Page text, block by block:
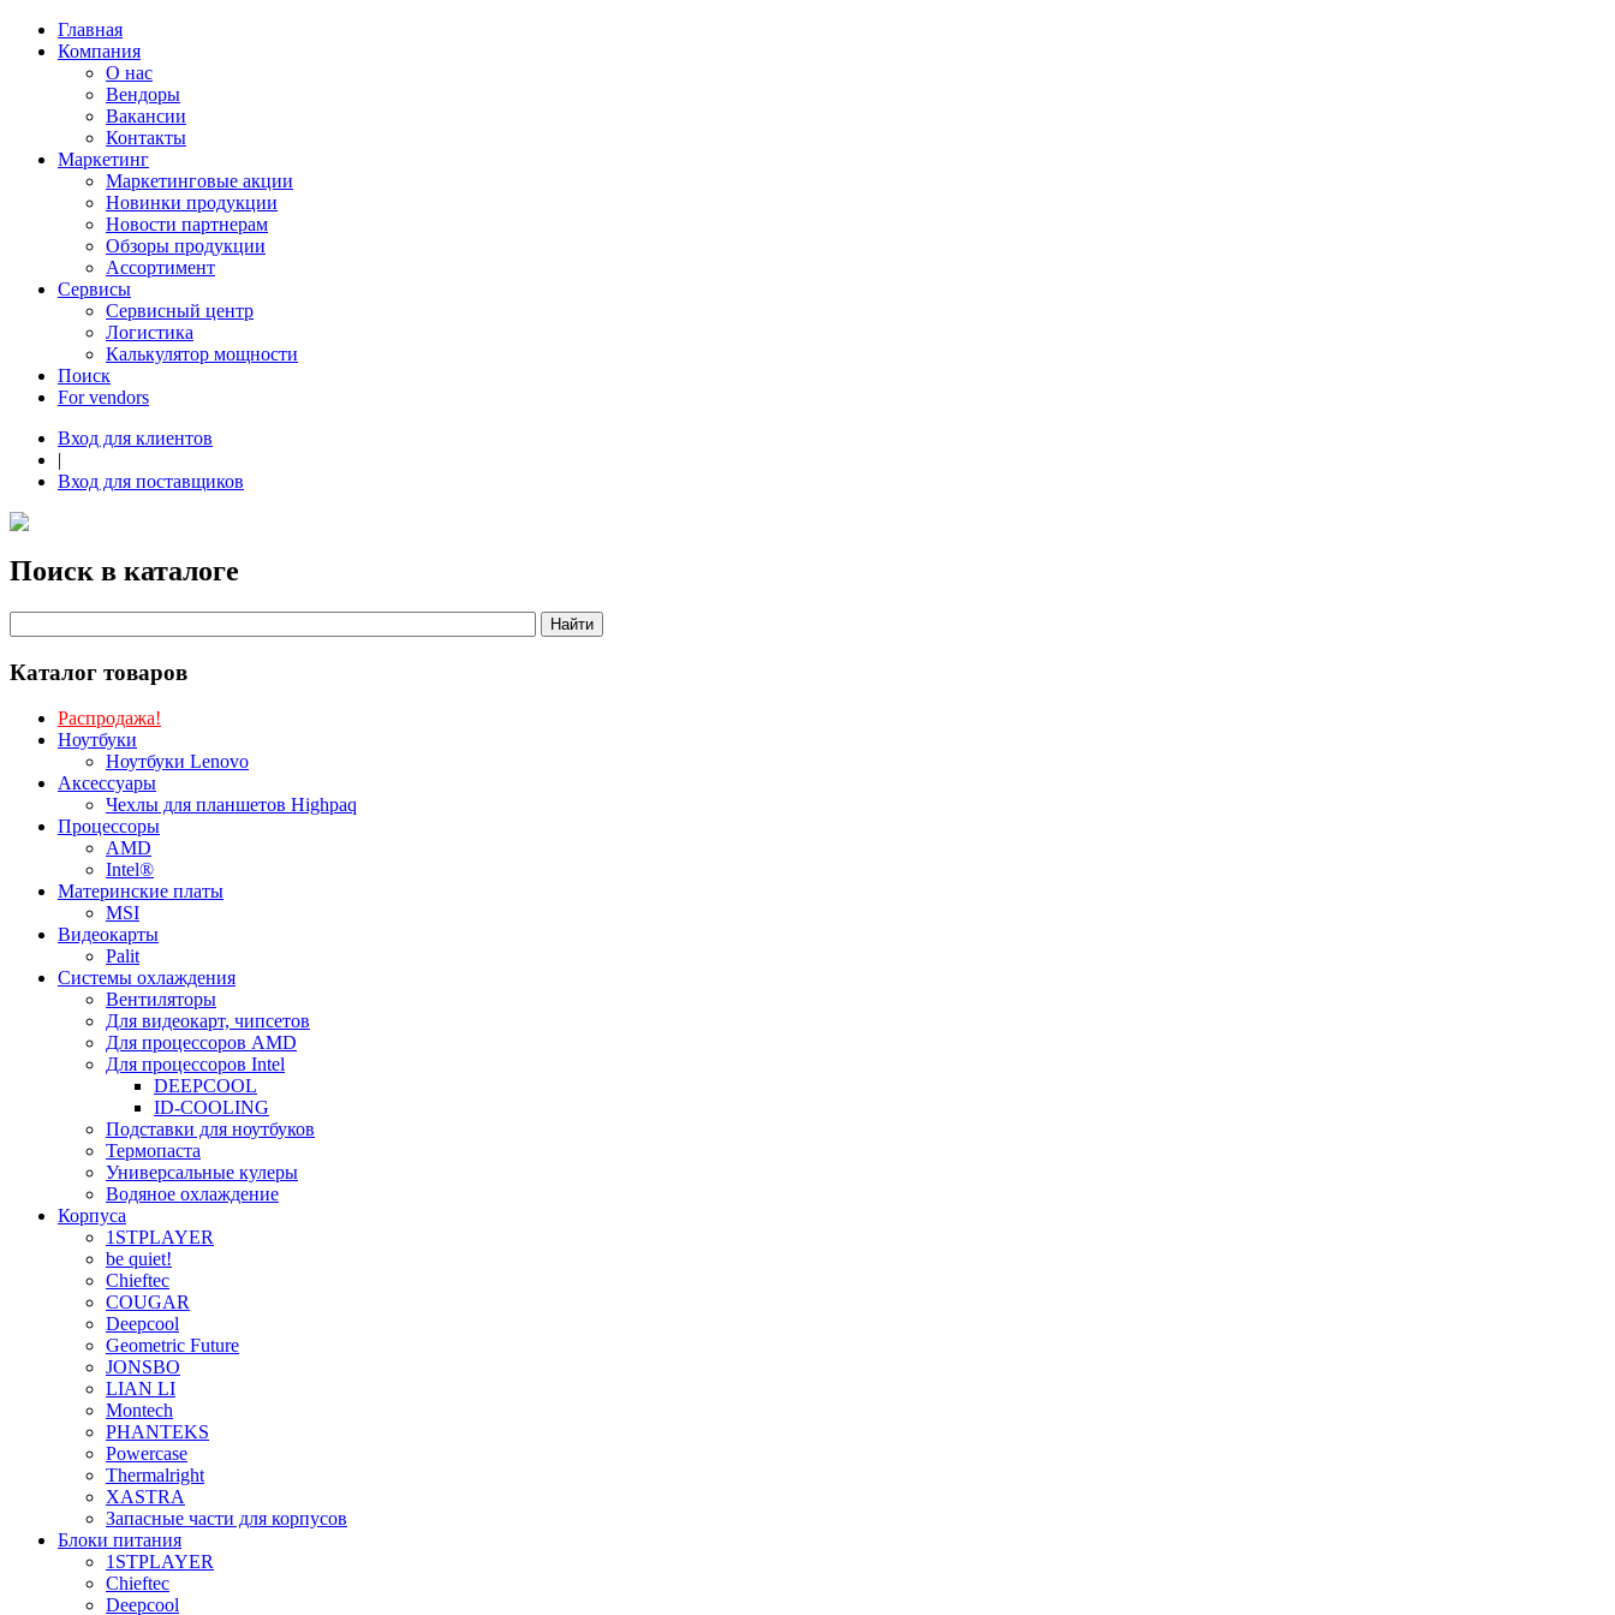
Главная
Компания
О нас
Вендоры
Вакансии
Контакты
Маркетинг
Маркетинговые акции
Новинки продукции
Новости партнерам
Обзоры продукции
Ассортимент
Сервисы
Сервисный центр
Логистика
Калькулятор мощности
Поиск
For vendors
Вход для клиентов
|
Вход для поставщиков
Поиск в каталоге
Каталог товаров
Распродажа!
Ноутбуки
Ноутбуки Lenovo
Аксессуары
Чехлы для планшетов Highpaq
Процессоры
AMD
Intel®
Материнские платы
MSI
Видеокарты
Palit
Системы охлаждения
Вентиляторы
Для видеокарт, чипсетов
Для процессоров AMD
Для процессоров Intel
DEEPCOOL
ID-COOLING
Подставки для ноутбуков
Термопаста
Универсальные кулеры
Водяное охлаждение
Корпуса
1STPLAYER
be quiet!
Chieftec
COUGAR
Deepcool
Geometric Future
JONSBO
LIAN LI
Montech
PHANTEKS
Powercase
Thermalright
XASTRA
Запасные части для корпусов
Блоки питания
1STPLAYER
Chieftec
Deepcool